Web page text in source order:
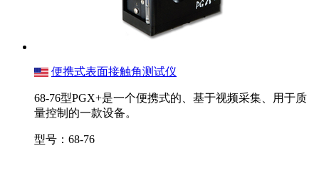
便携式表面接触角测试仪
68-76型PGX+是一个便携式的、基于视频采集、用于质
量控制的一款设备。
型号：68-76